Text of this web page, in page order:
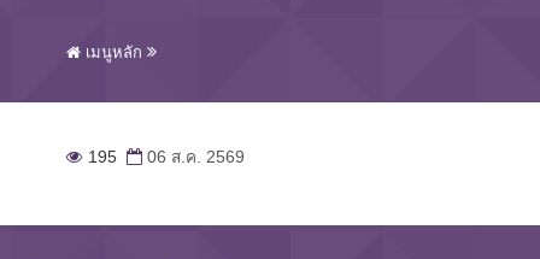
เมนูหลัก
195 06 ส.ค. 2569